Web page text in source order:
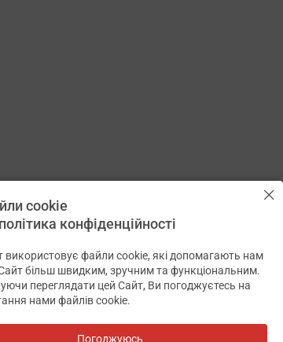
cookie
конфіденційності
використовує файли cookie, які допомагають нам
більш швидким, зручним та функціональним.
переглядати цей Сайт, Ви погоджуєтесь на
нами файлів cookie.
Погоджуюсь
✕